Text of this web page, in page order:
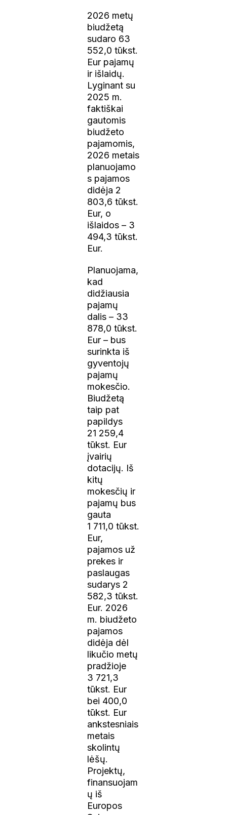
2026 metų
biudžetą
sudaro 63
552,0 tūkst.
Eur pajamų
ir išlaidų.
Lyginant su
2025 m.
faktiškai
gautomis
biudžeto
pajamomis,
2026 metais
planuojamo
s pajamos
didėja 2
803,6 tūkst.
Eur, o
išlaidos – 3
494,3 tūkst.
Eur.
Planuojama,
kad
didžiausia
pajamų
dalis – 33
878,0 tūkst.
Eur – bus
surinkta iš
gyventojų
pajamų
mokesčio.
Biudžetą
taip pat
papildys
21 259,4
tūkst. Eur
įvairių
dotacijų. Iš
kitų
mokesčių ir
pajamų bus
gauta
1 711,0 tūkst.
Eur,
pajamos už
prekes ir
paslaugas
sudarys 2
582,3 tūkst.
Eur. 2026
m. biudžeto
pajamos
didėja dėl
likučio metų
pradžioje
3 721,3
tūkst. Eur
bei 400,0
tūkst. Eur
ankstesniais
metais
skolintų
lėšų.
Projektų,
finansuojam
ų iš
Europos